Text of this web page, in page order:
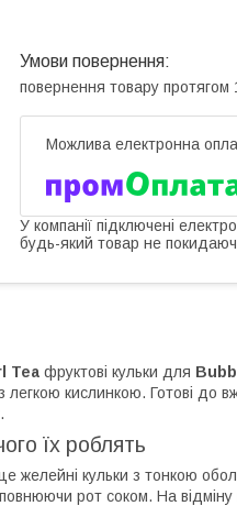
повернення товару протягом
У компанії підключені
будь-який товар не
Tea фруктові кульки для
легкою кислинкою. Готові до
їх роблять
желейні кульки з тонкою
рот соком. На відміну